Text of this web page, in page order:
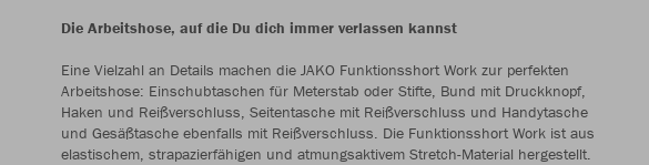
Die Arbeitshose, auf die Du dich immer verlassen kannst
Eine Vielzahl an Details machen die JAKO Funktionsshort Work zur perfekten
Arbeitshose: Einschubtaschen für Meterstab oder Stifte, Bund mit Druckknopf,
Haken und Reißverschluss, Seitentasche mit Reißverschluss und Handytasche
und Gesäßtasche ebenfalls mit Reißverschluss. Die Funktionsshort Work ist aus
elastischem, strapazierfähigen und atmungsaktivem Stretch-Material hergestellt.